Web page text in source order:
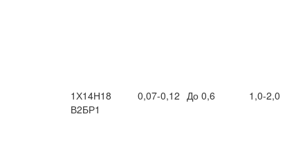
1Х14Н18
В2БР1
0,07-0,12 До 0,6 1,0-2,0